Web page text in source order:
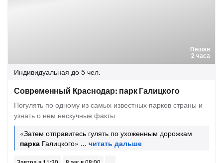
Пешая
2 часа
Индивидуальная до 5 чел.
Современный Краснодар: парк Галицкого
Погулять по одному из самых известных парков страны и
узнать о нем нескучные факты
«Затем отправитесь гулять по ухоженным дорожкам
парка Галицкого»